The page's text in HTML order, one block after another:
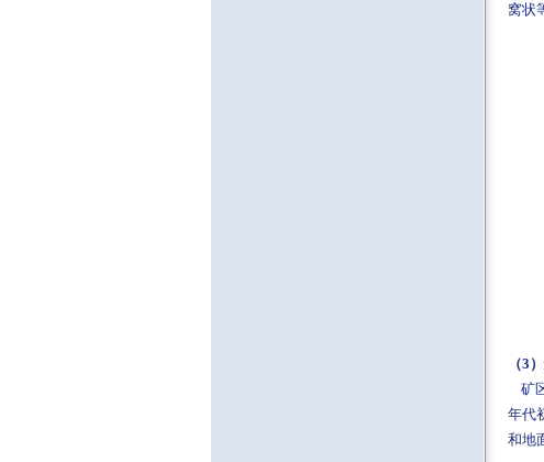
窝状
（3
矿
年代
和地